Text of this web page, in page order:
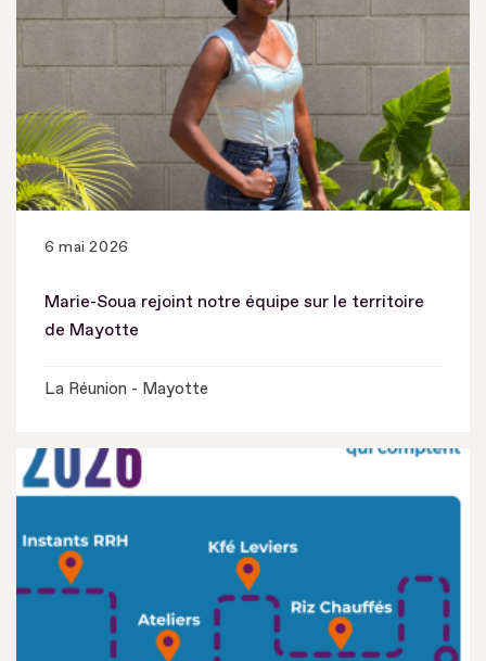
6 mai 2026
Marie-Soua rejoint notre équipe sur le territoire
de Mayotte
La Réunion - Mayotte